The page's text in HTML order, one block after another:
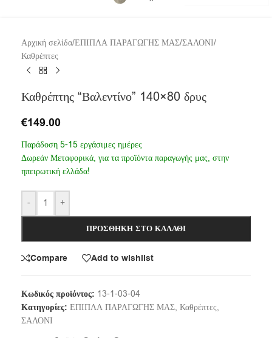
Αρχική σελίδα/ΕΠΙΠΛΑ ΠΑΡΑΓΩΓΗΣ ΜΑΣ/ΣΑΛΟΝΙ/
Καθρέπτες
Καθρέπτης “Βαλεντίνο” 140×80 δρυς
€149.00
Παράδοση 5-15 εργάσιμες ημέρες
Δωρεάν Μεταφορικά, για τα προϊόντα παραγωγής μας, στην
ηπειρωτική ελλάδα!
- +
ΠΡΟΣΘΉΚΗ ΣΤΟ ΚΑΛΆΘΙ
Compare Add to wishlist
Κωδικός προϊόντος: 13-1-03-04
Κατηγορίες: ΕΠΙΠΛΑ ΠΑΡΑΓΩΓΗΣ ΜΑΣ, Καθρέπτες,
ΣΑΛΟΝΙ